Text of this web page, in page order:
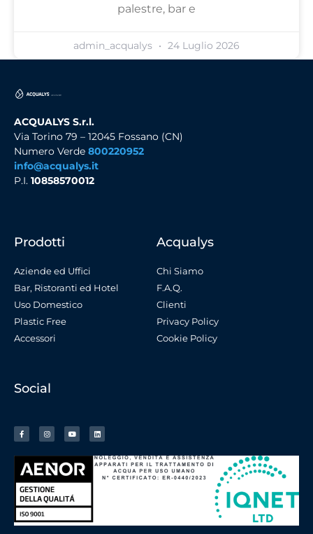
palestre, bar e
admin_acqualys 24 Luglio 2026
ACQUALYS S.r.l.
Via Torino 79 – 12045 Fossano (CN)
Numero Verde 800220952
info@acqualys.it
P.I. 10858570012
Prodotti
Aziende ed Uffici
Bar, Ristoranti ed Hotel
Uso Domestico
Plastic Free
Accessori
Acqualys
Chi Siamo
F.A.Q.
Clienti
Privacy Policy
Cookie Policy
Social